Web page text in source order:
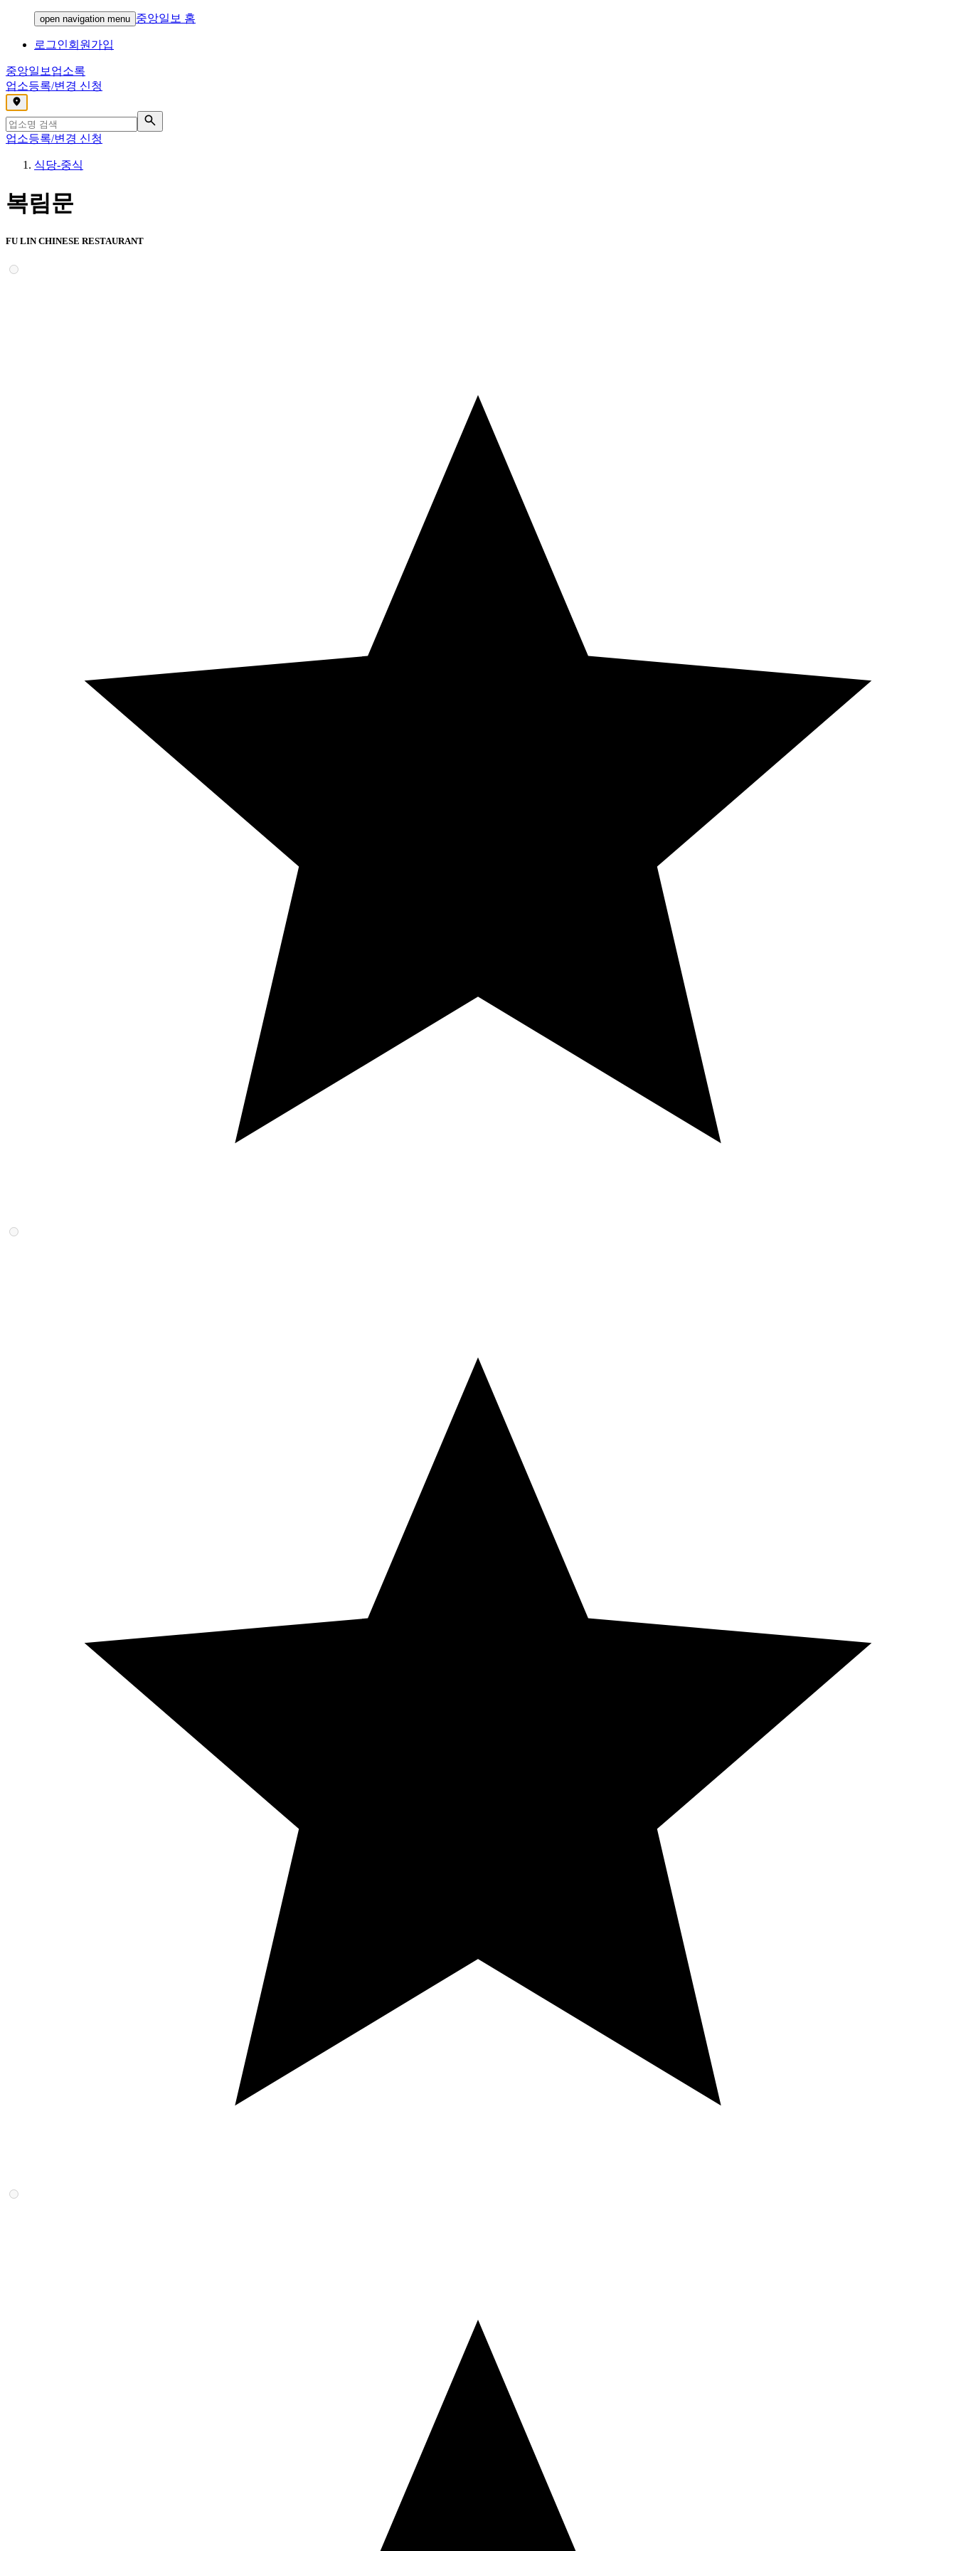
open navigation menu 중앙일보 홈
로그인회원가입
중앙일보 업소록
업소등록/변경 신청
,
업소등록/변경 신청
식당-중식
복림문
FU LIN CHINESE RESTAURANT